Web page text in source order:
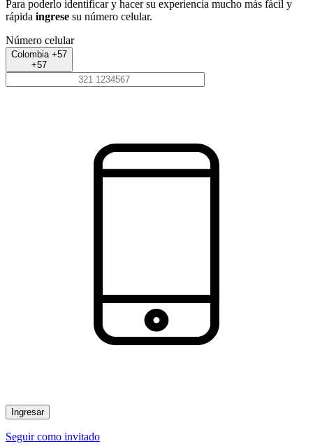
Para poderlo identificar y hacer su experiencia mucho más fácil y
rápida ingrese su número celular.
Número celular
Colombia +57
+57
Ingresar
Seguir como invitado